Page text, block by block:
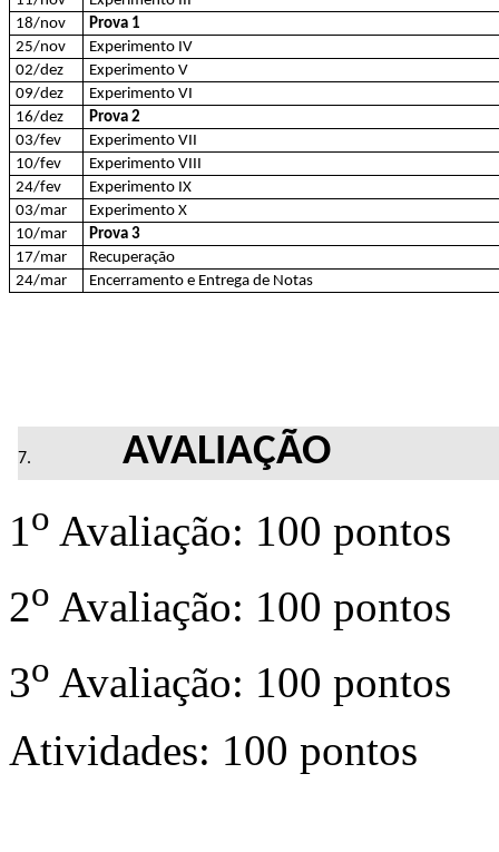
18/nov
Prova 1
25/nov
Experimento IV
02/dez
Experimento V
09/dez
Experimento VI
16/dez
Prova 2
03/fev
Experimento VII
10/fev
Experimento VIII
24/fev
Experimento IX
03/mar
Experimento X
10/mar
Prova 3
17/mar
Recuperação
24/mar
Encerramento e Entrega de Notas
AVALIAÇÃO
1o Avaliação: 100 pontos
2o Avaliação: 100 pontos
3o Avaliação: 100 pontos
Atividades: 100 pontos